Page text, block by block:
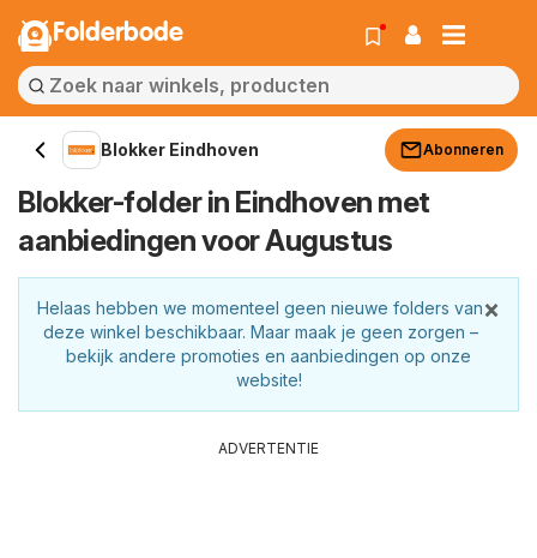
Folderbode
Blokker Eindhoven Abonneren
Blokker-folder in Eindhoven met
aanbiedingen voor Augustus
×
Helaas hebben we momenteel geen nieuwe folders van
deze winkel beschikbaar. Maar maak je geen zorgen –
bekijk andere promoties en aanbiedingen op onze
website!
ADVERTENTIE